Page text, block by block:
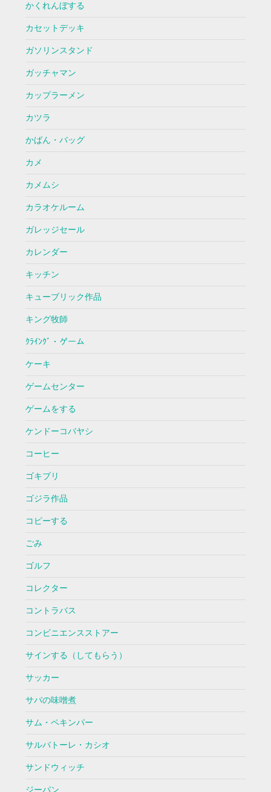
かくれんぼする
カセットデッキ
ガソリンスタンド
ガッチャマン
カップラーメン
カツラ
かばん・バッグ
カメ
カメムシ
カラオケルーム
ガレッジセール
カレンダー
キッチン
キューブリック作品
キング牧師
ｸﾗｲﾝｸﾞ・ゲーム
ケーキ
ゲームセンター
ゲームをする
ケンドーコバヤシ
コーヒー
ゴキブリ
ゴジラ作品
コピーする
ごみ
ゴルフ
コレクター
コントラバス
コンビニエンスストアー
サインする（してもらう）
サッカー
サバの味噌煮
サム・ペキンパー
サルバトーレ・カシオ
サンドウィッチ